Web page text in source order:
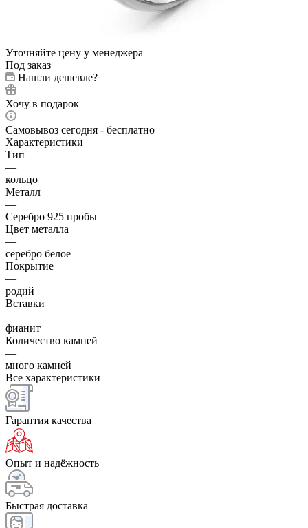
Уточняйте цену у менеджера
Под заказ
Нашли дешевле?
Хочу в подарок
Самовывоз сегодня - бесплатно
Характеристики
Тип
—
кольцо
Металл
—
Серебро 925 пробы
Цвет металла
—
серебро белое
Покрытие
—
родий
Вставки
—
фианит
Количество камней
—
много камней
Все характеристики
Гарантия качества
Опыт и надёжность
Быстрая доставка